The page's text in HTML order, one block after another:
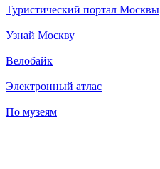
Туристический портал Москвы
Узнай Москву
Велобайк
Электронный атлас
По музеям